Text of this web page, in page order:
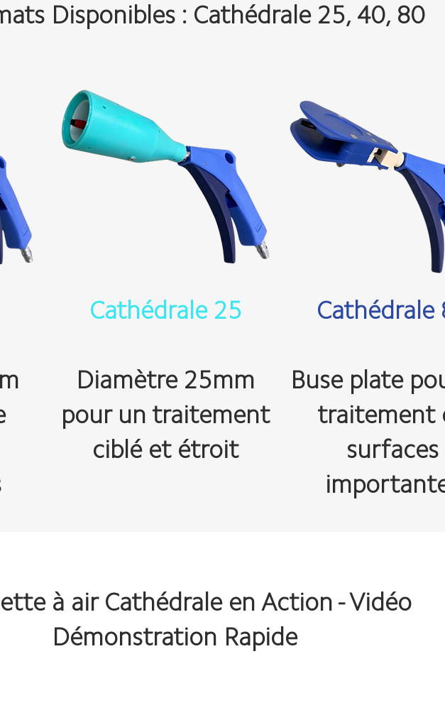
Disponibles : Cathédrale 25, 40, 80
Cathédrale 25
Diamètre 25mm
pour un traitement
ciblé et étroit
Cathédrale
Buse plate
traitement
surfaces
à air Cathédrale en Action - Vidéo
Démonstration Rapide